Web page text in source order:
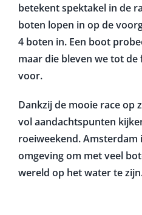
betekent spektakel in de
boten lopen in op de
4 boten in. Een boot
maar die bleven we tot
voor.
Dankzij de mooie race op
vol aandachtspunten
roeiweekend. Amsterdam
omgeving om met veel
wereld op het water te